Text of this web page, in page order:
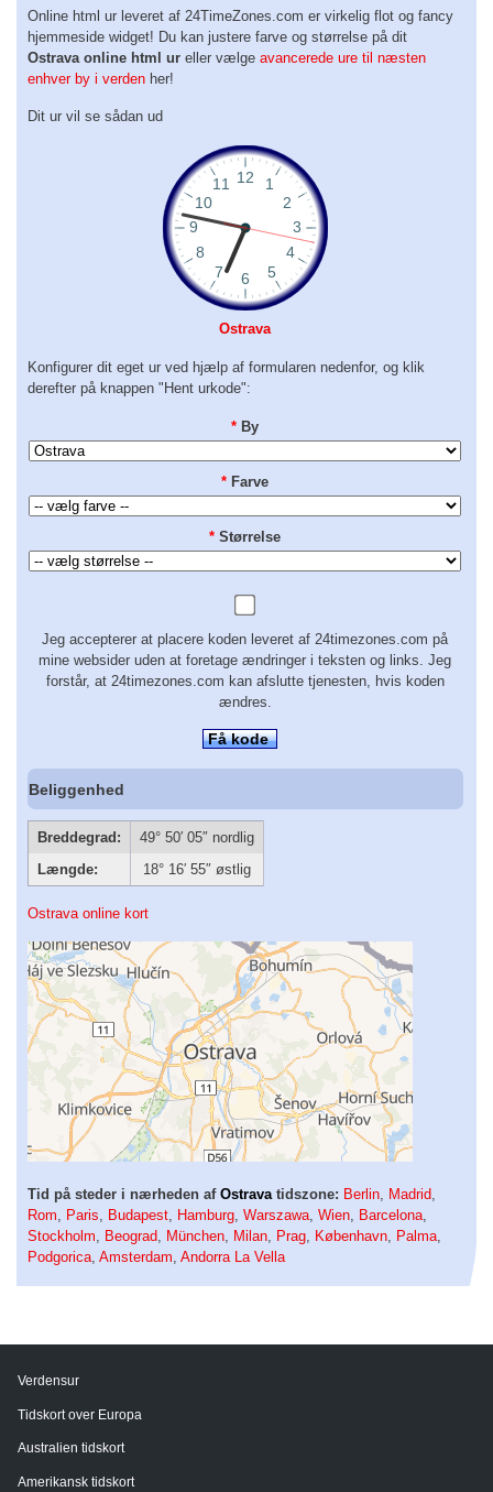
Online html ur leveret af 24TimeZones.com er virkelig flot og fancy
hjemmeside widget! Du kan justere farve og størrelse på dit
Ostrava online html ur eller vælge avancerede ure til næsten
enhver by i verden her!
Dit ur vil se sådan ud
Ostrava
Konfigurer dit eget ur ved hjælp af formularen nedenfor, og klik
derefter på knappen "Hent urkode":
* By
* Farve
* Størrelse
Jeg accepterer at placere koden leveret af 24timezones.com på
mine websider uden at foretage ændringer i teksten og links. Jeg
forstår, at 24timezones.com kan afslutte tjenesten, hvis koden
ændres.
Få kode
Beliggenhed
Breddegrad:
49° 50′ 05″ nordlig
Længde:
18° 16′ 55″ østlig
Ostrava online kort
Tid på steder i nærheden af Ostrava tidszone: Berlin Madrid
Rom
Paris Budapest Hamburg Warszawa Wien Barcelona
Stockholm
Beograd München Milan Prag København Palma
Podgorica Amsterdam Andorra La Vella
Verdensur
Tidskort over Europa
Australien tidskort
Amerikansk tidskort